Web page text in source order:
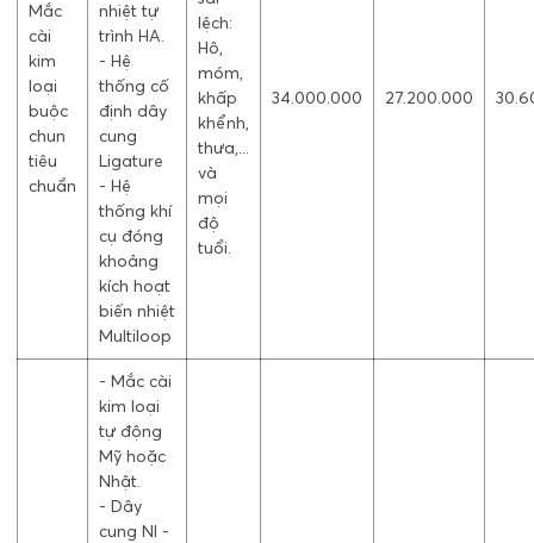
Mắc
cài
kim
loại
buộc
chun
tiêu
chuẩn
nhiệt tự
trình HA.
- Hệ
thống cố
định dây
cung
Ligature
- Hệ
thống khí
cụ đóng
khoảng
kích hoạt
biến nhiệt
Multiloop
lệch:
Hô,
móm,
khấp
khểnh,
thưa,...
và
mọi
độ
tuổi.
34.000.000 27.200.000
- Mắc cài
kim loại
tự động
Mỹ hoặc
Nhật.
- Dây
cung NI -